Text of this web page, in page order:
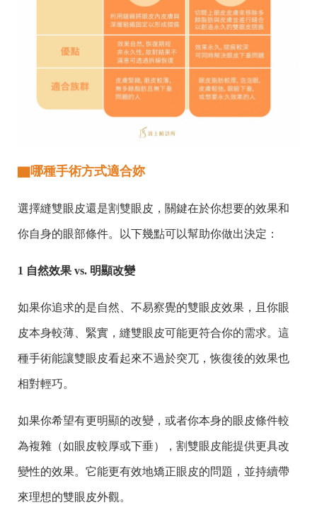
▇哪種手術方式適合妳
選擇縫雙眼皮還是割雙眼皮，關鍵在於你想要的效果和
你自身的眼部條件。以下幾點可以幫助你做出決定：
1 自然效果 vs. 明顯改變
如果你追求的是自然、不易察覺的雙眼皮效果，且你眼
皮本身較薄、緊實，縫雙眼皮可能更符合你的需求。這
種手術能讓雙眼皮看起來不過於突兀，恢復後的效果也
相對輕巧。
如果你希望有更明顯的改變，或者你本身的眼皮條件較
為複雜（如眼皮較厚或下垂），割雙眼皮能提供更具改
變性的效果。它能更有效地矯正眼皮的問題，並持續帶
來理想的雙眼皮外觀。